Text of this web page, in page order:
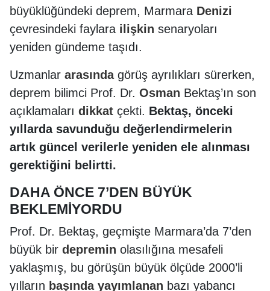
büyüklüğündeki deprem, Marmara Denizi
çevresindeki faylara ilişkin senaryoları
yeniden gündeme taşıdı.
Uzmanlar arasındagörüş ayrılıkları sürerken,
deprem bilimci Prof. Dr. Osman Bektaş’ın son
açıklamaları dikkat çekti. Bektaş, önceki
yıllarda savunduğu değerlendirmelerin
artık güncel verilerle yeniden ele alınması
gerektiğini belirtti.
DAHA ÖNCE 7’DEN BÜYÜK
BEKLEMİYORDU
Prof. Dr. Bektaş, geçmişte Marmara’da 7’den
büyük bir depremin olasılığına mesafeli
yaklaşmış, bu görüşün büyük ölçüde 2000’li
yılların başında yayımlanan bazı yabancı